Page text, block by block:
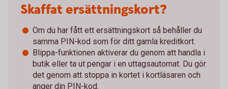
Skaffat ersättningskort?
Om du har fått ett ersättningskort så behåller du
samma PIN-kod som för ditt gamla kreditkort.
Blippa-funktionen aktiverar du genom att handla i
butik eller ta ut pengar i en uttagsautomat. Du gör
det genom att stoppa in kortet i kortläsaren och
anger din PIN-kod.